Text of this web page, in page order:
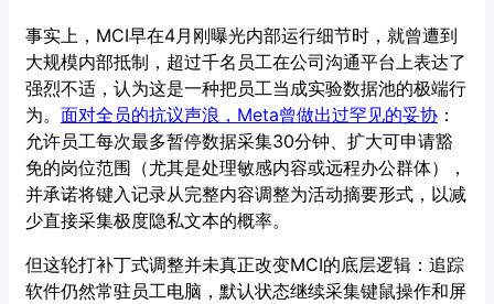
事实上，MCI早在4月刚曝光内部运行细节时，就曾遭到
大规模内部抵制，超过千名员工在公司沟通平台上表达了
强烈不适，认为这是一种把员工当成实验数据池的极端行
为。 面对全员的抗议声浪，Meta曾做出过罕见的妥协 ：
允许员工每次最多暂停数据采集30分钟、扩大可申请豁
免的岗位范围（尤其是处理敏感内容或远程办公群体），
并承诺将键入记录从完整内容调整为活动摘要形式，以减
少直接采集极度隐私文本的概率。
但这轮打补丁式调整并未真正改变MCI的底层逻辑：追踪
软件仍然常驻员工电脑，默认状态继续采集键鼠操作和屏